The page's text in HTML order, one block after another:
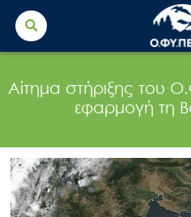
Search
for:
Αίτημα στήριξης του
εφαρμογή τη